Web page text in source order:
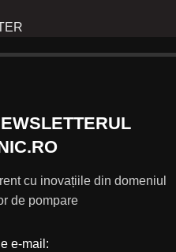
cu inovațiile din domeniul
de pompare
e-mail: